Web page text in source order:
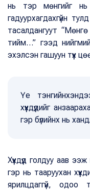
нь тэр мөнгийг
гадуурхагдахгүйн
тасалдангуут
тийм…” гээд
эхэлсэн гашуун түүх
Үе
хүүхдүүдийг
гэр бүлийнх нь
Хүүхдүүд голдуу аав
гэр нь тааруухан
ярилцдаггүй,